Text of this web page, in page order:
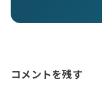
コメントを残す